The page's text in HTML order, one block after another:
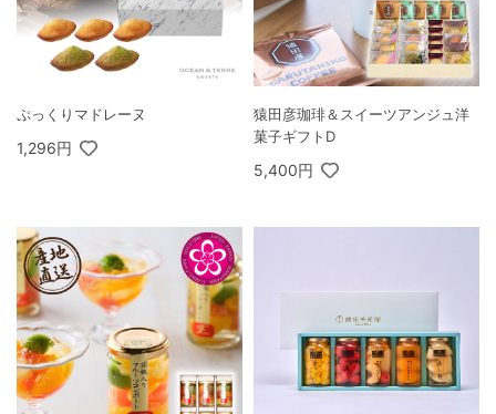
ぷっくりマドレーヌ
1,296円
猿田彦珈琲＆スイーツアンジュ洋
菓子ギフトD
5,400円